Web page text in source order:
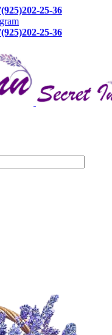
25-36
25-36